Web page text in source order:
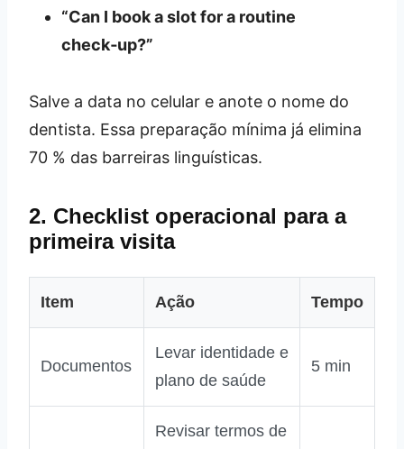
“Can I book a slot for a routine
check‑up?”
Salve a data no celular e anote o nome do
dentista. Essa preparação mínima já elimina
70 % das barreiras linguísticas.
2. Checklist operacional para a
primeira visita
Item Ação Tempo
Documentos
Levar identidade e
plano de saúde
5 min
Revisar termos de